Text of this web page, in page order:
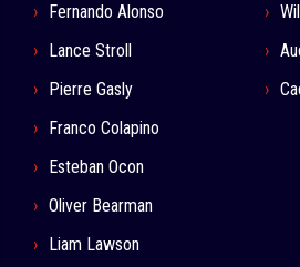
Fernando Alonso
Lance Stroll
Pierre Gasly
Franco Colapino
Esteban Ocon
Oliver Bearman
Liam Lawson